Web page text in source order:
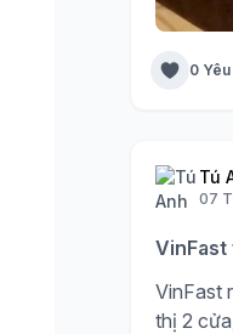
0
Tú
07
VinFast
VinFast
thị 2